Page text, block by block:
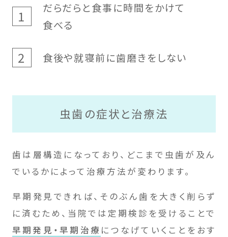
だらだらと食事に時間をかけて
食べる
食後や就寝前に歯磨きをしない
虫歯の症状と治療法
歯は層構造になっており、どこまで虫歯が及ん
でいるかによって治療方法が変わります。
早期発見できれば、そのぶん歯を大きく削らず
に済むため、当院では定期検診を受けることで
早期発見・早期治療 につなげていくことをおす